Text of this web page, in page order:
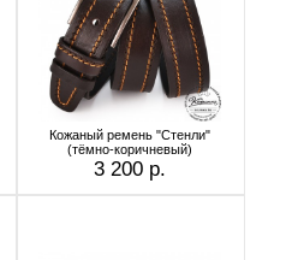
Кожаный ремень "Стенли"
(тёмно-коричневый)
3 200 р.